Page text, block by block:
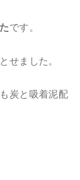
です。
せました。
炭と吸着泥配